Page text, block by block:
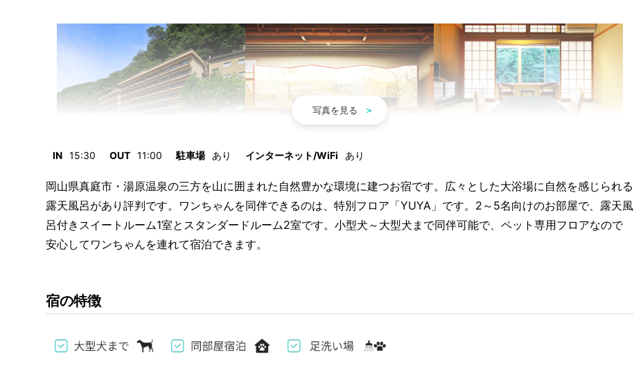
IN 15:30 OUT 11:00 駐車場 あり インターネット/WiFi あり
岡山県真庭市・湯原温泉の三方を山に囲まれた自然豊かな環境に建つお宿です。広々とした大浴場に自然を感じられる
露天風呂があり評判です。ワンちゃんを同伴できるのは、特別フロア「YUYA」です。2～5名向けのお部屋で、露天風
呂付きスイートルーム1室とスタンダードルーム2室です。小型犬～大型犬まで同伴可能で、ペット専用フロアなので
安心してワンちゃんを連れて宿泊できます。
宿の特徴